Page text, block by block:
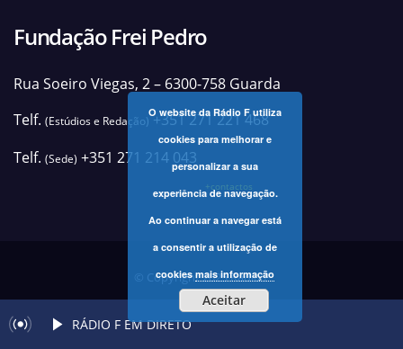
Fundação Frei Pedro
Rua Soeiro Viegas, 2 – 6300-758 Guarda
Telf. (Estúdios e Redação)+351 271 221 468
Telf. (Sede) +351 271 214 043
+contactos
© Copyright 2025 Rádio F
O website da Rádio F utiliza
cookies para melhorar e
personalizar a sua
experiência de navegação.
Ao continuar a navegar está
a consentir a utilização de
cookiesmais informação
Aceitar
RÁDIO F EM DIRETO